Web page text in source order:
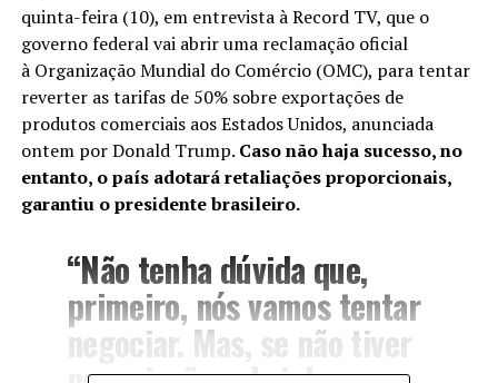
quinta-feira (10), em entrevista à Record TV, que o
governo federal vai abrir uma reclamação oficial
à Organização Mundial do Comércio (OMC), para tentar
reverter as tarifas de 50% sobre exportações de
produtos comerciais aos Estados Unidos, anunciada
ontem por Donald Trump. Caso não haja sucesso, no
entanto, o país adotará retaliações proporcionais,
garantiu o presidente brasileiro.
“Não tenha dúvida que,
primeiro, nós vamos tentar
negociar. Mas, se não tiver